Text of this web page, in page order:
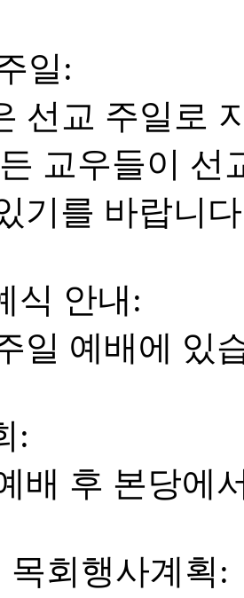
일 :
선 교 주일 로
든 교우들이 선
기를 바랍니 다
식 안내:
일 예배에 있
:
배 후 본당에
목회행사계획 :